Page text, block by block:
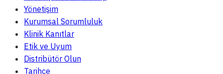
Yönetişim
Kurumsal Sorumluluk
Klinik Kanıtlar
Etik ve Uyum
Distribütör Olun
Tarihçe